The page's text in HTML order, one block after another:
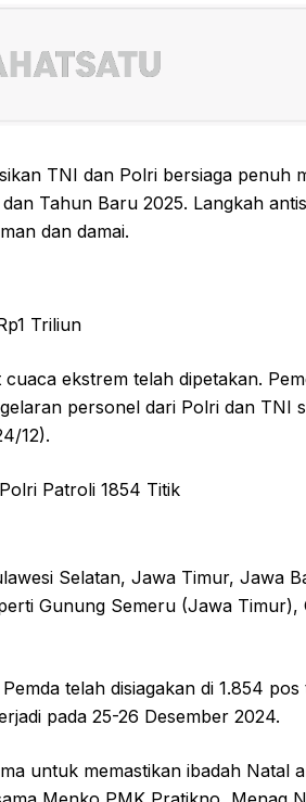
TNI dan Polri bersiaga penuh
Tahun Baru 2025. Langkah
dan damai.
Triliun
ekstrem telah dipetakan.
personel dari Polri dan TNI
12).
Selatan, Jawa Timur, Jawa
Gunung Semeru (Jawa Timur),
telah disiagakan di 1.854
pada 25-26 Desember 2024.
untuk memastikan ibadah Natal